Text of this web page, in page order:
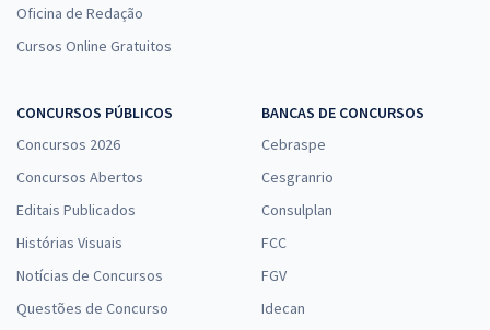
Oficina de Redação
Cursos Online Gratuitos
CONCURSOS PÚBLICOS
Concursos 2026
Concursos Abertos
Editais Publicados
Histórias Visuais
Notícias de Concursos
Questões de Concurso
BANCAS DE CONCURSOS
Cebraspe
Cesgranrio
Consulplan
FCC
FGV
Idecan